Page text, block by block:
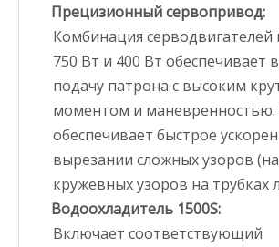
Прецизионный сервопривод:
Комбинация
750 Вт и 400 Вт обеспечивает
подачу патрона с высоким
моментом и маневренностью.
обеспечивает быстрое
вырезании сложных узоров
кружевных узоров на трубках
Водоохладитель 1500S:
Включает соответствующий